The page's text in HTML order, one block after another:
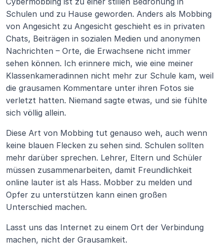
Schulen und zu Hause geworden. Anders als Mobbing
von Angesicht zu Angesicht geschieht es in privaten
Chats, Beiträgen in sozialen Medien und anonymen
Nachrichten – Orte, die Erwachsene nicht immer
sehen können. Ich erinnere mich, wie eine meiner
Klassenkameradinnen nicht mehr zur Schule kam, weil
die grausamen Kommentare unter ihren Fotos sie
verletzt hatten. Niemand sagte etwas, und sie fühlte
sich völlig allein.
Diese Art von Mobbing tut genauso weh, auch wenn
keine blauen Flecken zu sehen sind. Schulen sollten
mehr darüber sprechen. Lehrer, Eltern und Schüler
müssen zusammenarbeiten, damit Freundlichkeit
online lauter ist als Hass. Mobber zu melden und
Opfer zu unterstützen kann einen großen
Unterschied machen.
Lasst uns das Internet zu einem Ort der Verbindung
machen, nicht der Grausamkeit.